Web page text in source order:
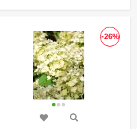
-26%